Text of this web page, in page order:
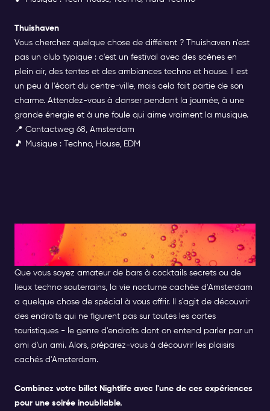
Thuishaven
Vous cherchez quelque chose de différent ?
Thuishaven n'est
pas un club typique : c'est un festival avec des scènes en
plein air, des tentes et des ambiances techno et house. Il est
un peu à l'écart du centre-ville, mais cela fait partie de son
charme. Attendez-vous à danser pendant la journée, à une
grande énergie et à une foule qui aime vraiment la musique.
📍 Contactweg 68, Amsterdam
🎵 Musique : Techno, House, EDM
FESTIVAL DU VIN
D'AMSTERDAM
Que vous soyez amateur de bars à cocktails secrets ou de
lieux techno souterrains, la vie nocturne cachée d'Amsterdam
a quelque chose de spécial à vous offrir. Il s'agit de découvrir
des endroits qui ne figurent pas sur toutes les cartes
touristiques - le genre d'endroits dont on entend parler par un
ami d'un ami. Alors, préparez-vous à découvrir les plaisirs
cachés d'Amsterdam.
Combinez votre billet Nightlife avec l'une de ces expériences
pour une soirée inoubliable.